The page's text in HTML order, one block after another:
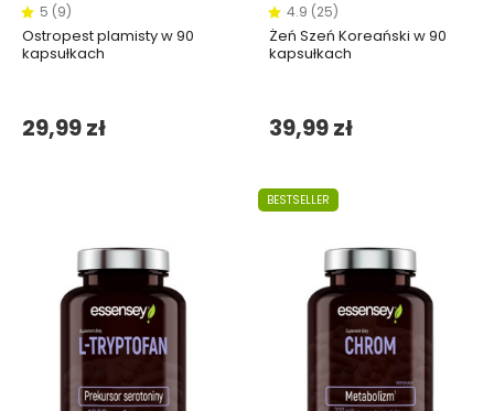
5 (9)
Ostropest plamisty w 90
kapsułkach
29,99 zł
4.9 (25)
Żeń Szeń Koreański w 90
kapsułkach
39,99 zł
BESTSELLER